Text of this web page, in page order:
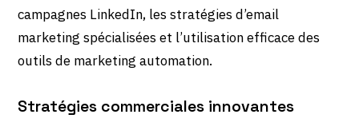
campagnes LinkedIn, les stratégies d’email
marketing spécialisées et l’utilisation efficace des
outils de marketing automation.
Stratégies commerciales innovantes